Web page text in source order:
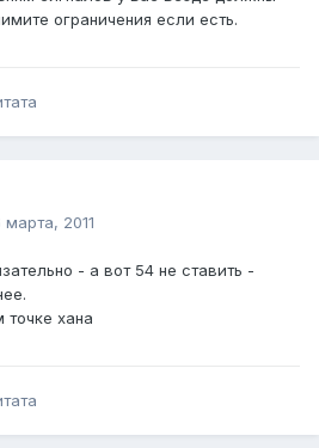
ограничения если есть.
марта, 2011
- а вот 54 не ставить -
точке хана